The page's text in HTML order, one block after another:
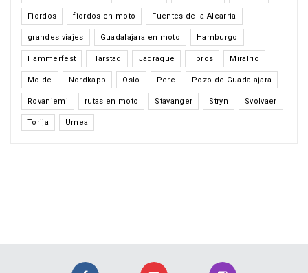
Fiordos fiordos en moto Fuentes de la Alcarria
grandes viajes Guadalajara en moto Hamburgo
Hammerfest Harstad Jadraque libros Miralrio
Molde Nordkapp Oslo Pere Pozo de Guadalajara
Rovaniemi rutas en moto Stavanger Stryn Svolvaer
Torija Umea